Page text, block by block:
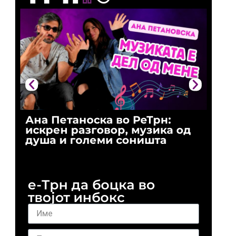
Ана Петаноска во РеТрн:
искрен разговор, музика од
душа и големи соништа
е-Трн да боцка во
твојот инбокс